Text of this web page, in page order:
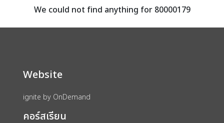
assignment ลงทะเบียน
We could not find anything for 80000179
Website
ignite by OnDemand
คอร์สเรียน